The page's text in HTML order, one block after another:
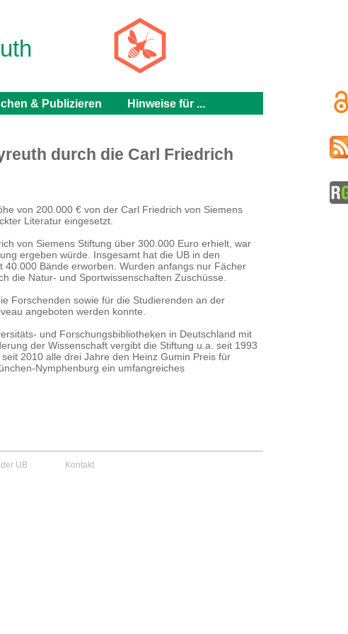
& Publizieren Hinweise für ...
durch die Carl Friedrich
von 200.000 € von der Carl Friedrich von Siemens
Literatur eingesetzt.
von Siemens Stiftung über 300.000 Euro erhielt, war
ergeben würde. Insgesamt hat die UB in den
Bände erworben. Wurden anfangs nur Fächer
die Natur- und Sportwissenschaften Zuschüsse.
Forschenden sowie für die Studierenden an der
angeboten werden konnte.
und Forschungsbibliotheken in Deutschland mit
der Wissenschaft vergibt die Stiftung u.a. seit 1993
2010 alle drei Jahre den Heinz Gumin Preis für
Nymphenburg ein umfangreiches
UB Kontakt